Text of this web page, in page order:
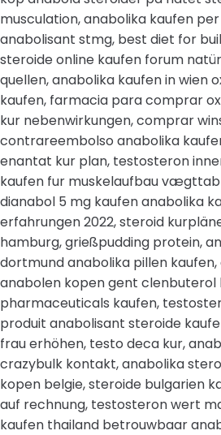
musculation, anabolika kaufen
anabolisant stmg, best diet for
steroide online kaufen forum
quellen, anabolika kaufen in wien
kaufen, farmacia para comprar
kur nebenwirkungen, comprar
contrareembolso anabolika
enantat kur plan, testosteron
kaufen fur muskelaufbau vægttab
dianabol 5 mg kaufen anabolika
erfahrungen 2022, steroid
hamburg, grießpudding protein,
dortmund anabolika pillen
anabolen kopen gent clenbuterol
pharmaceuticals kaufen,
produit anabolisant steroide
frau erhöhen, testo deca kur,
crazybulk kontakt, anabolika
kopen belgie, steroide bulgarien
auf rechnung, testosteron wert
kaufen thailand betrouwbaar